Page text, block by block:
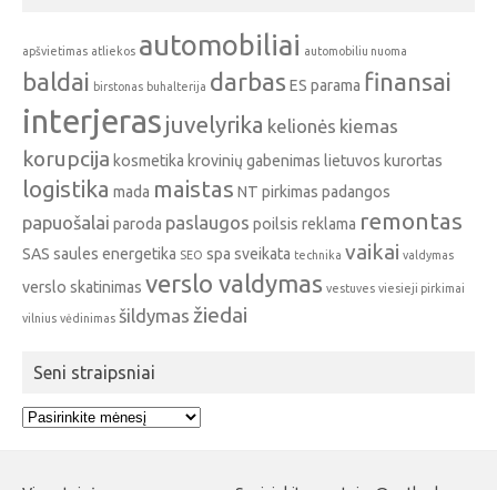
apšvietimas atliekos automobiliai automobiliu nuoma
baldai birstonas buhalterija darbas ES parama finansai
interjeras juvelyrika kelionės kiemas
korupcija kosmetika krovinių gabenimas lietuvos kurortas
logistika mada maistas NT pirkimas padangos
papuošalai paroda paslaugos poilsis reklama remontas
SAS saules energetika SEO spa sveikata technika vaikai valdymas
verslo skatinimas verslo valdymas vestuves viesieji pirkimai
vilnius vėdinimas šildymas žiedai
Seni straipsniai
Seni